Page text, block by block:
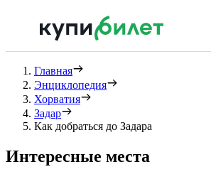
Главная
Энциклопедия
Хорватия
Задар
Как добраться до Задара
Интересные места